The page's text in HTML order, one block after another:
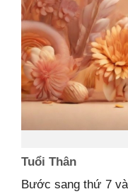
Tuổi Thân
Bước sang thứ 7